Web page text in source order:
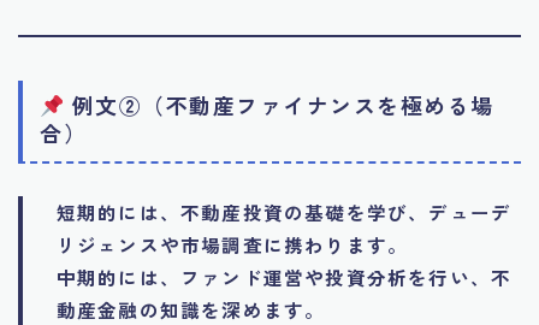
例文②（不動産ファイナンスを極める場
合）
短期的には、不動産投資の基礎を学び、デューデ
リジェンスや市場調査に携わります。
中期的には、ファンド運営や投資分析を行い、不
動産金融の知識を深めます。